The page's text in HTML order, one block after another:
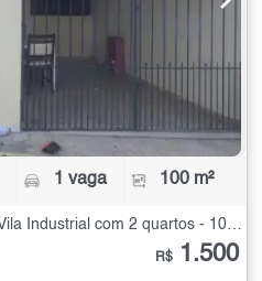
1 vaga 100 m²
R$ 1.500